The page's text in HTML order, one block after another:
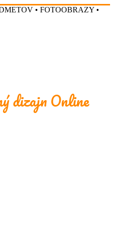
• FOTOOBRAZY •
dizajn Online